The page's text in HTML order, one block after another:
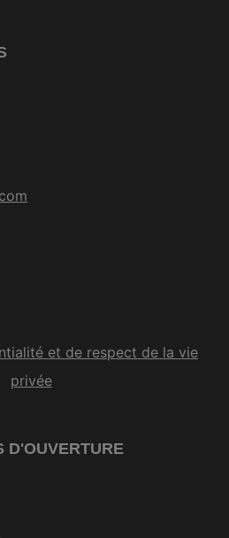
et de respect de la vie
privée
D'OUVERTURE